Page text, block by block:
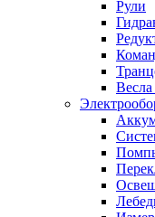
Рули
Весла